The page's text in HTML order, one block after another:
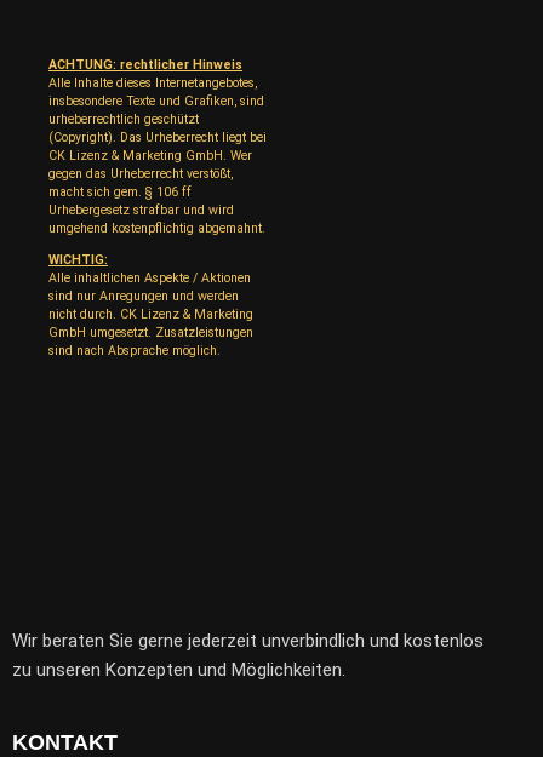
ACHTUNG: rechtlicher Hinweis
Alle Inhalte dieses Internetangebotes,
insbesondere Texte und Grafiken, sind
urheberrechtlich geschützt
(Copyright). Das Urheberrecht liegt bei
CK Lizenz & Marketing GmbH. Wer
gegen das Urheberrecht verstößt,
macht sich gem. § 106 ff
Urhebergesetz strafbar und wird
umgehend kostenpflichtig abgemahnt.
WICHTIG:
Alle inhaltlichen Aspekte / Aktionen
sind nur Anregungen und werden
nicht durch. CK Lizenz & Marketing
GmbH umgesetzt. Zusatzleistungen
sind nach Absprache möglich.
Wir beraten Sie gerne jederzeit unverbindlich und kostenlos
zu unseren Konzepten und Möglichkeiten.
KONTAKT